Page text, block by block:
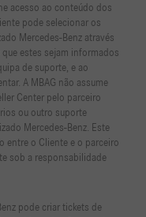
acesso ao conteúdo dos
pode selecionar os
Mercedes-Benz através
estes sejam informados
de suporte, e ao
A MBAG não assume
Center pelo parceiro
ou outro suporte
Mercedes-Benz. Este
entre o Cliente e o parceiro
sob a responsabilidade
pode criar tickets de